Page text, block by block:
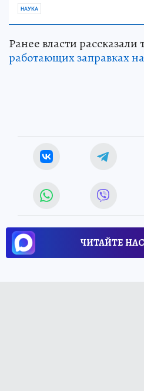
НАУКА
Ранее власти рассказали
работающих заправках
ЧИТАЙТЕ